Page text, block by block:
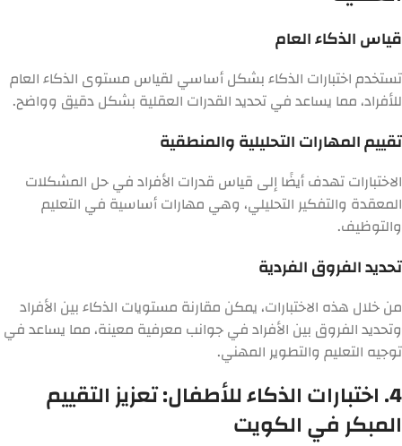
قياس الذكاء العام
تستخدم اختبارات الذكاء بشكل أساسي لقياس مستوى الذكاء العام
للأفراد، مما يساعد في تحديد القدرات العقلية بشكل دقيق وواضح.
تقييم المهارات التحليلية والمنطقية
الاختبارات تهدف أيضًا إلى قياس قدرات الأفراد في حل المشكلات
المعقدة والتفكير التحليلي، وهي مهارات أساسية في التعليم
والتوظيف.
تحديد الفروق الفردية
من خلال هذه الاختبارات، يمكن مقارنة مستويات الذكاء بين الأفراد
وتحديد الفروق بين الأفراد في جوانب معرفية معينة، مما يساعد في
توجيه التعليم والتطوير المهني.
4. اختبارات الذكاء للأطفال: تعزيز التقييم
المبكر في الكويت